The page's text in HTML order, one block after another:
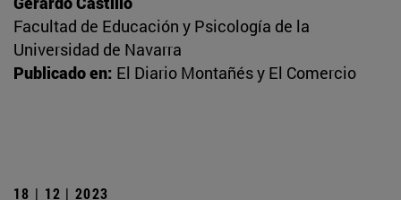
Facultad de Educación y Psicología de la
Universidad de Navarra
Publicado en: El Diario Montañés y El Comercio
18 | 12 | 2023